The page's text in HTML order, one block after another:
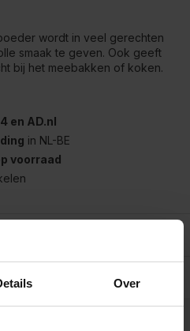
Over
wordt in veel gerechten
smaak te geven. Ook geeft
bij het meebakken of koken.
en AD.nl
in NL-BE
voorraad
10